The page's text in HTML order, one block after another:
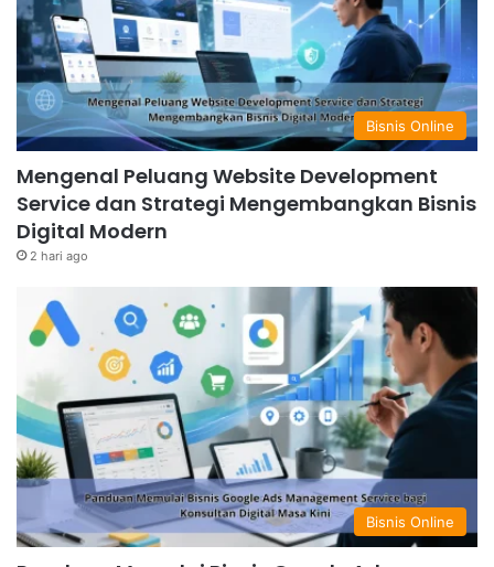
Bisnis Online
Mengenal Peluang Website Development
Service dan Strategi Mengembangkan Bisnis
Digital Modern
2 hari ago
Bisnis Online